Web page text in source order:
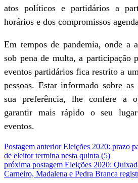
atos políticos e partidários a
horários e dos compromissos
Em tempos de pandemia, onde a
sob pena de multa, a participação
eventos partidários fica restrito a
pessoas. Estar informado sobre
sua preferência, lhe confere a
garantir mais rápido o seu
eventos.
Postagem anterior Eleições 2020: prazo
de eleitor termina nesta quinta (5)
próxima postagem Eleições 2020:
Carneiro, Madalena e Pedra Branca